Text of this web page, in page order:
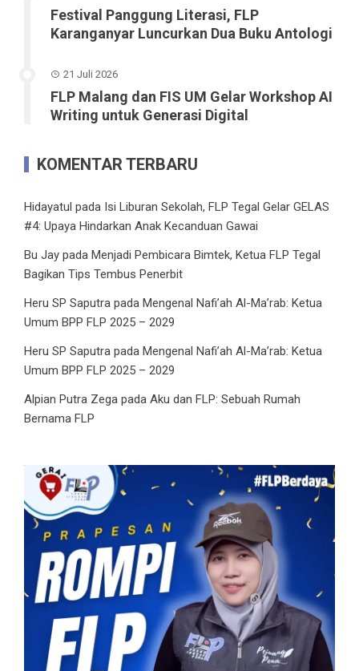
Festival Panggung Literasi, FLP
Karanganyar Luncurkan Dua Buku Antologi
21 Juli 2026
FLP Malang dan FIS UM Gelar Workshop AI
Writing untuk Generasi Digital
KOMENTAR TERBARU
Hidayatul pada Isi Liburan Sekolah, FLP Tegal Gelar GELAS
#4: Upaya Hindarkan Anak Kecanduan Gawai
Bu Jay pada Menjadi Pembicara Bimtek, Ketua FLP Tegal
Bagikan Tips Tembus Penerbit
Heru SP Saputra pada Mengenal Nafi’ah Al-Ma’rab: Ketua
Umum BPP FLP 2025 – 2029
Heru SP Saputra pada Mengenal Nafi’ah Al-Ma’rab: Ketua
Umum BPP FLP 2025 – 2029
Alpian Putra Zega pada Aku dan FLP: Sebuah Rumah
Bernama FLP